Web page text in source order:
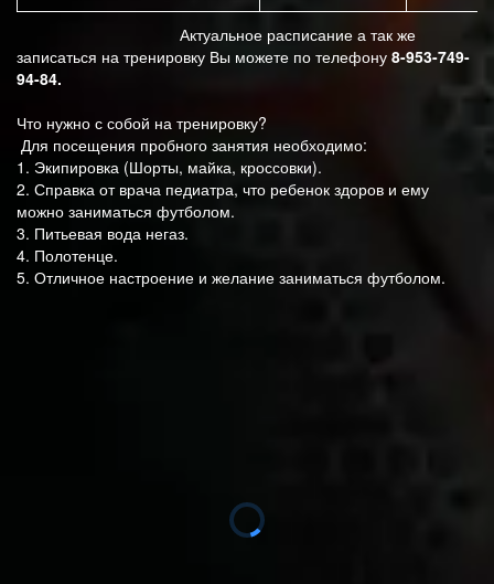
записаться на тренировку Вы можете по телефону 8-953-749-
94-84.
Что нужно с собой на тренировку?
1. Экипировка (Шорты, майка, кроссовки).
2. Справка от врача педиатра, что ребенок здоров и ему
можно заниматься футболом.
3. Питьевая вода негаз.
4. Полотенце.
5. Отличное настроение и желание заниматься футболом.